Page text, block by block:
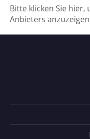
Bitte klicken Sie
Anbieters